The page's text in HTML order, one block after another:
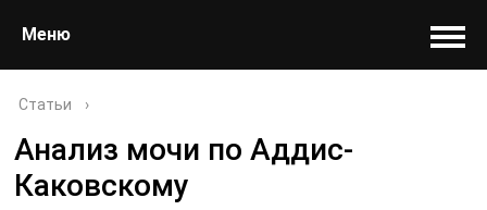
Меню
Статьи ›
Анализ мочи по Аддис-
Каковскому